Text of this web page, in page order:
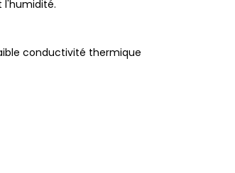
l'humidité.
conductivité thermique